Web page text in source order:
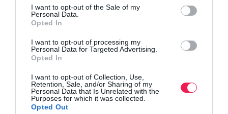
I want to opt-out of the Sale of my
Personal Data.
Opted In
I want to opt-out of processing my
Personal Data for Targeted Advertising.
Opted In
I want to opt-out of Collection, Use,
Retention, Sale, and/or Sharing of my
Personal Data that Is Unrelated with the
Purposes for which it was collected.
Opted Out